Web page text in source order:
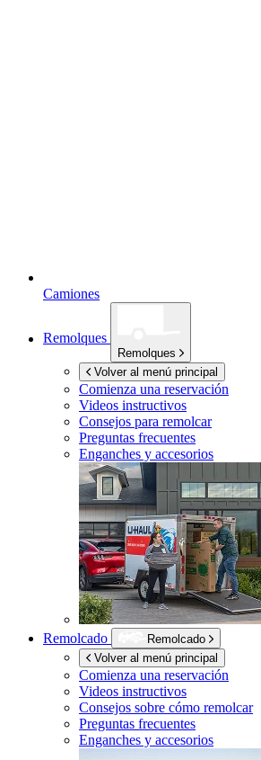
Camiones
Remolques
Remolques
Volver al menú principal
Comienza una reservación
Videos instructivos
Consejos para remolcar
Preguntas frecuentes
Enganches y accesorios
Remolcado
Remolcado
Volver al menú principal
Comienza una reservación
Videos instructivos
Consejos sobre cómo remolcar
Preguntas frecuentes
Enganches y accesorios